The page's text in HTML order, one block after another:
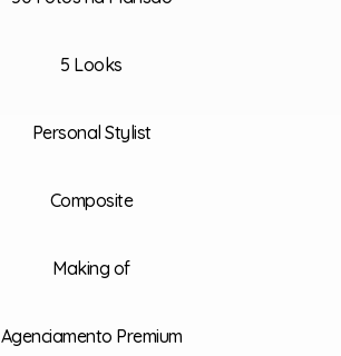
5 Looks
Personal Stylist
Composite
Making of
Agenciamento Premium